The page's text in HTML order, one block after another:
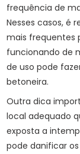
frequência de
Nesses casos, é
mais frequentes
funcionando de
de uso pode
betoneira.
Outra dica
local adequado
exposta a
pode danificar